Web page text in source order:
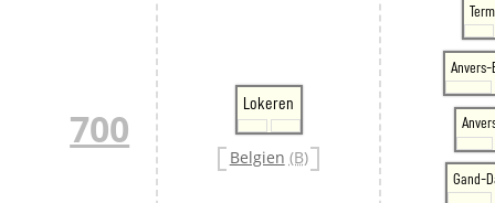
700
Lokeren
Belgien (B)
Gand-